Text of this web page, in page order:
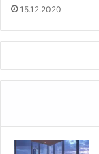
15.12.2020